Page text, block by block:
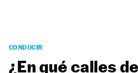
PODCAST
MOTOS
CONDUCIR
¿En qué calles